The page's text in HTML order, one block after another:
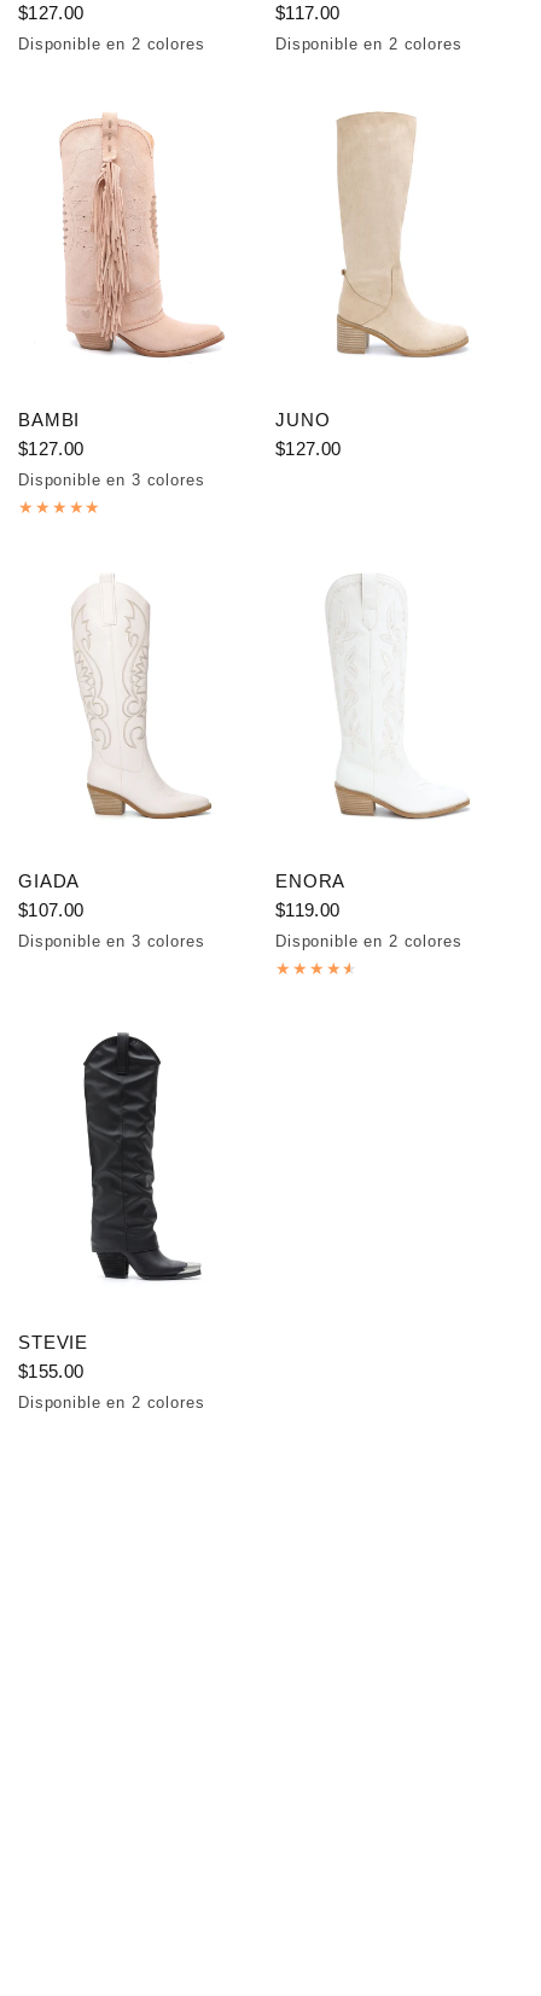
$127.00
BlackChocolate
Disponible en 2 colores
$117.00
Coffee
Chocolate
Disponible en 2 colores
BAMBI
$127.00
PinkRedBeige
Disponible en 3 colores
JUNO
$127.00
GIADA
$107.00
WhiteCoffee
Beige
Disponible en 3 colores
ENORA
$119.00
White
Red
Disponible en 2 colores
STEVIE
$155.00
Black
Disponible en 2 colores